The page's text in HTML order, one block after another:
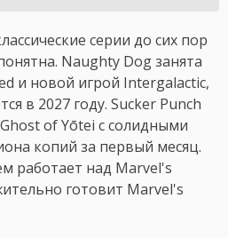
серии до сих пор
Naughty Dog занята
и новой игрой Intergalactic,
в 2027 году. Sucker Punch
of Yōtei с солидными
копий за первый месяц.
работает над Marvel's
готовит Marvel's